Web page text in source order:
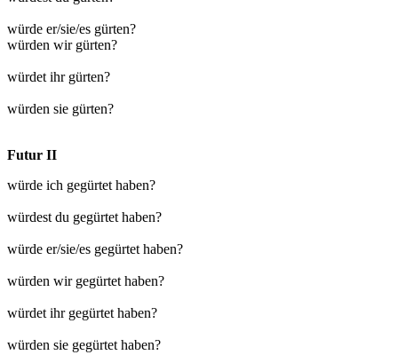
würde er/sie/es gürten?
würden wir gürten?
würdet ihr gürten?
würden sie gürten?
Futur II
würde ich gegürtet haben?
würdest du gegürtet haben?
würde er/sie/es gegürtet haben?
würden wir gegürtet haben?
würdet ihr gegürtet haben?
würden sie gegürtet haben?